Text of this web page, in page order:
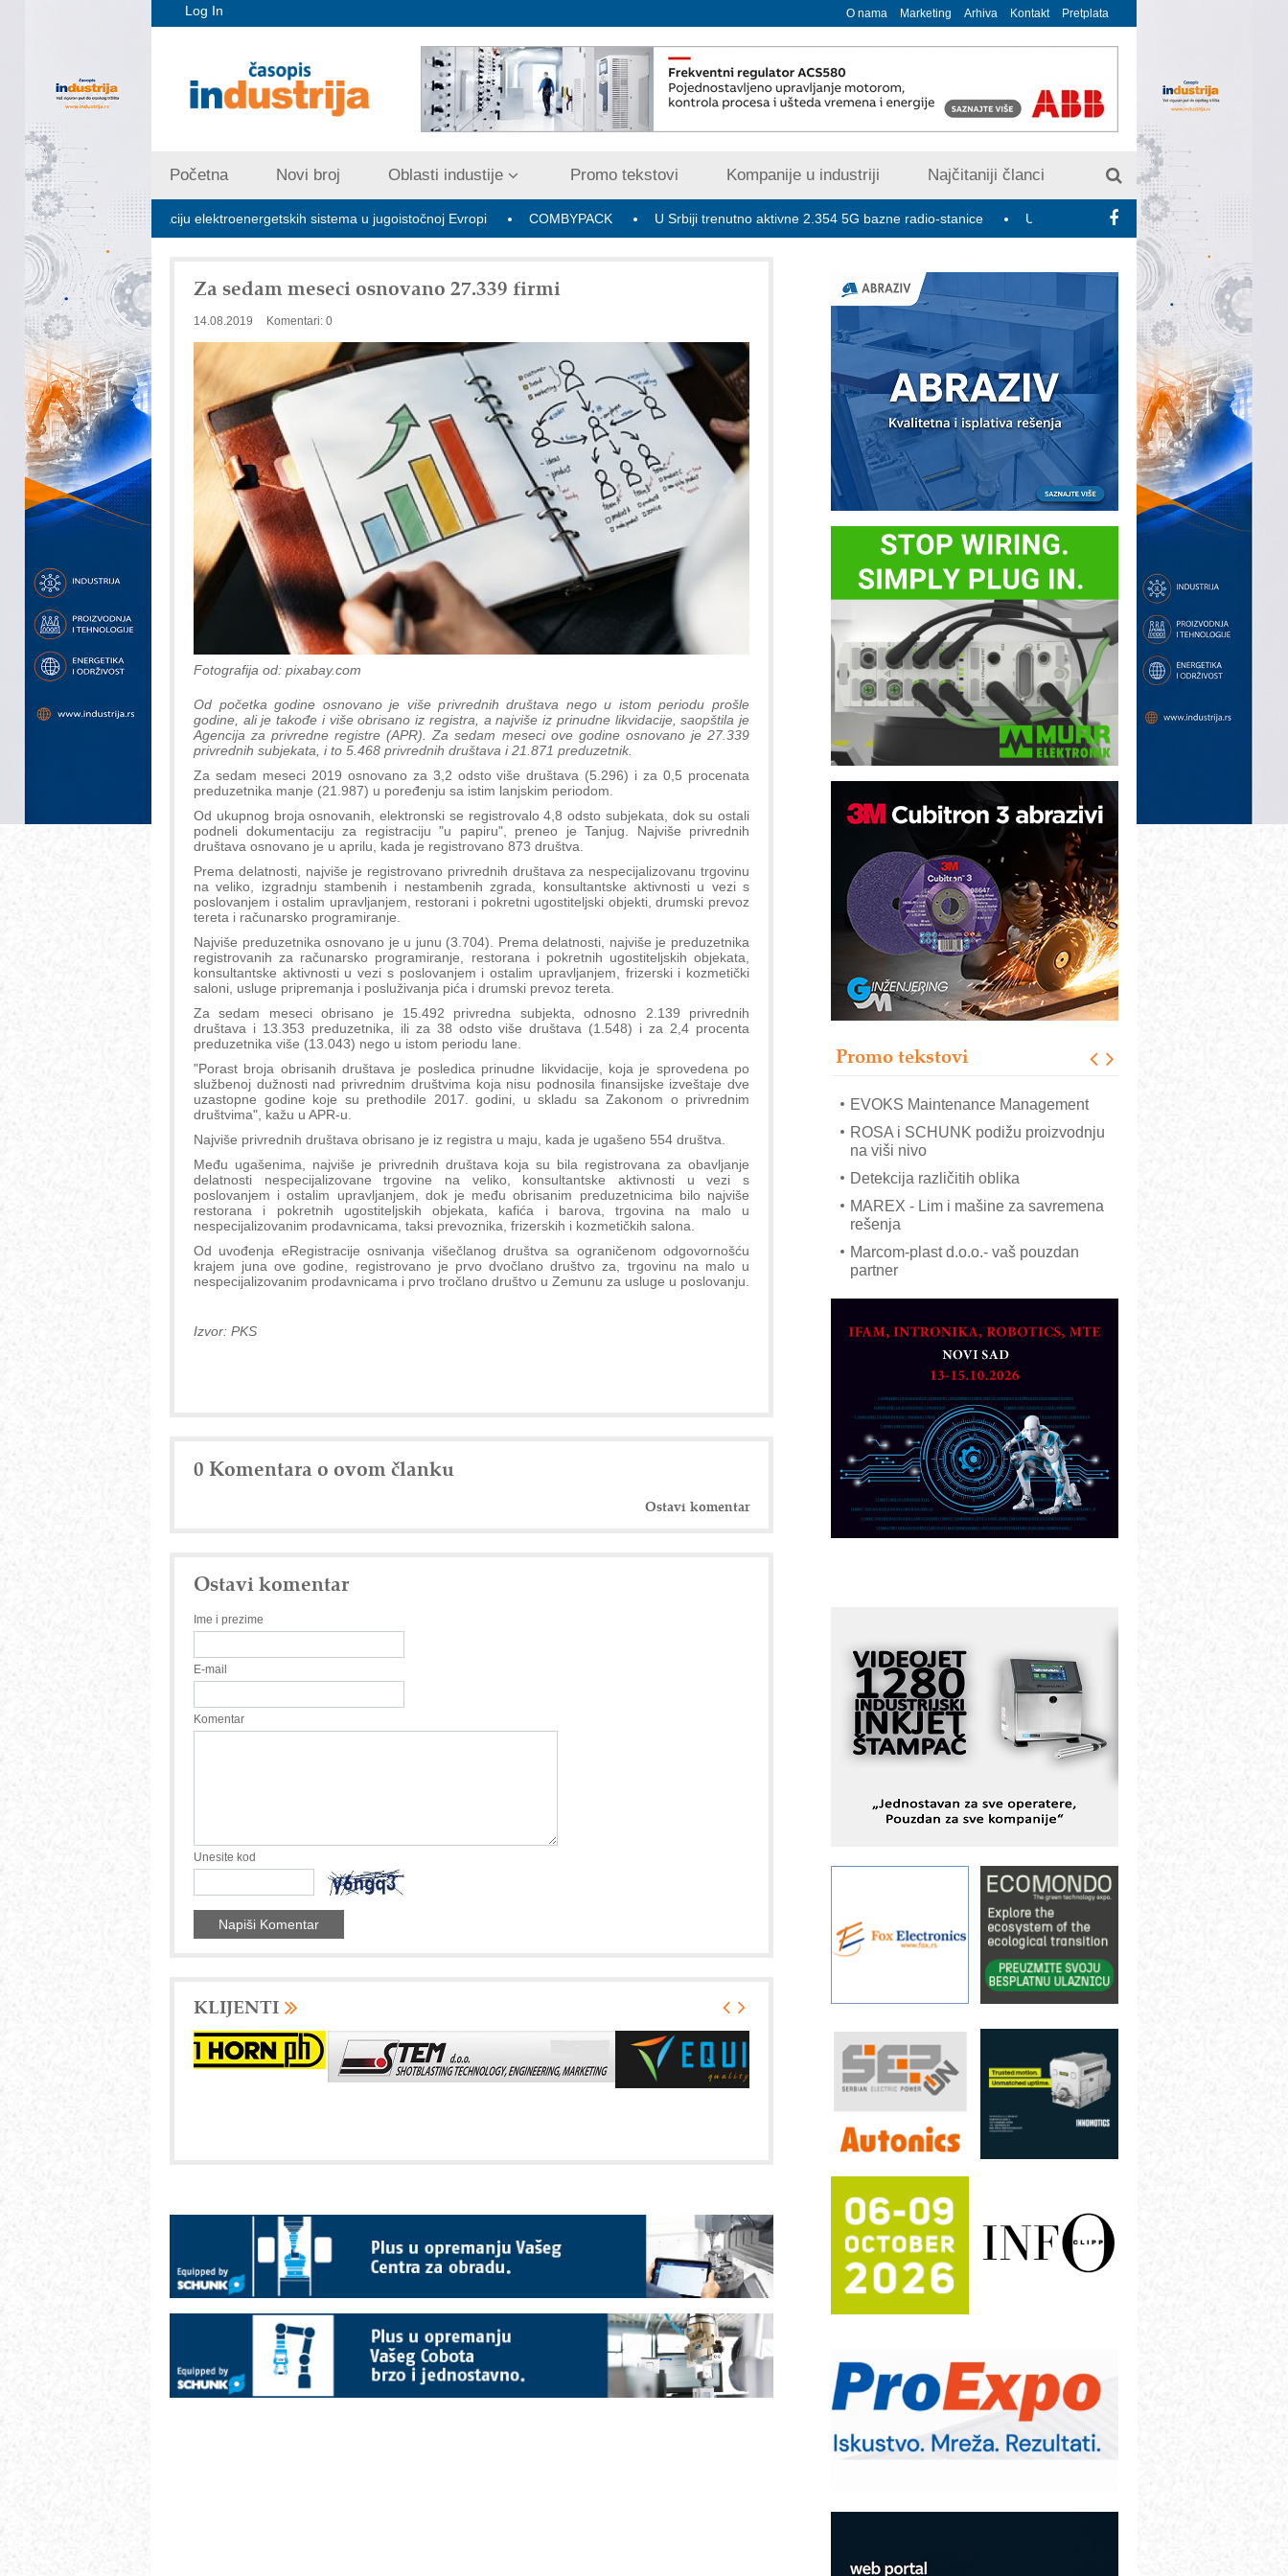
Log In O nama Marketing Arhiva Kontakt Pretplata
Početna Novi broj Oblasti industije Promo tekstovi Kompanije u industriji Najčitaniji članci
za stabilizaciju elektroenergetskih sistema u jugoistočnoj Evropi COMBYPACK U Srbiji trenutno aktivne 2.354 5G bazne radio-stanice U susret 15. Savetovanju o elektrodistributivnim
Za sedam meseci osnovano 27.339 firmi
14.08.2019 Komentari: 0
Fotografija od: pixabay.com
Od početka godine osnovano je više privrednih društava nego u istom periodu prošle
godine, ali je takođe i više obrisano iz registra, a najviše iz prinudne likvidacije, saopštila je
Agencija za privredne registre (APR). Za sedam meseci ove godine osnovano je 27.339
privrednih subjekata, i to 5.468 privrednih društava i 21.871 preduzetnik.
Za sedam meseci 2019 osnovano za 3,2 odsto više društava (5.296) i za 0,5 procenata
preduzetnika manje (21.987) u poređenju sa istim lanjskim periodom.
Od ukupnog broja osnovanih, elektronski se registrovalo 4,8 odsto subjekata, dok su ostali
podneli dokumentaciju za registraciju "u papiru", preneo je Tanjug. Najviše privrednih
društava osnovano je u aprilu, kada je registrovano 873 društva.
Prema delatnosti, najviše je registrovano privrednih društava za nespecijalizovanu trgovinu
na veliko, izgradnju stambenih i nestambenih zgrada, konsultantske aktivnosti u vezi s
poslovanjem i ostalim upravljanjem, restorani i pokretni ugostiteljski objekti, drumski prevoz
tereta i računarsko programiranje.
Najviše preduzetnika osnovano je u junu (3.704). Prema delatnosti, najviše je preduzetnika
registrovanih za računarsko programiranje, restorana i pokretnih ugostiteljskih objekata,
konsultantske aktivnosti u vezi s poslovanjem i ostalim upravljanjem, frizerski i kozmetički
saloni, usluge pripremanja i posluživanja pića i drumski prevoz tereta.
Za sedam meseci obrisano je 15.492 privredna subjekta, odnosno 2.139 privrednih
društava i 13.353 preduzetnika, ili za 38 odsto više društava (1.548) i za 2,4 procenta
preduzetnika više (13.043) nego u istom periodu lane.
"Porast broja obrisanih društava je posledica prinudne likvidacije, koja je sprovedena po
službenoj dužnosti nad privrednim društvima koja nisu podnosila finansijske izveštaje dve
uzastopne godine koje su prethodile 2017. godini, u skladu sa Zakonom o privrednim
društvima", kažu u APR-u.
Najviše privrednih društava obrisano je iz registra u maju, kada je ugašeno 554 društva.
Među ugašenima, najviše je privrednih društava koja su bila registrovana za obavljanje
delatnosti nespecijalizovane trgovine na veliko, konsultantske aktivnosti u vezi s
poslovanjem i ostalim upravljanjem, dok je među obrisanim preduzetnicima bilo najviše
restorana i pokretnih ugostiteljskih objekata, kafića i barova, trgovina na malo u
nespecijalizovanim prodavnicama, taksi prevoznika, frizerskih i kozmetičkih salona.
Od uvođenja eRegistracije osnivanja višečlanog društva sa ograničenom odgovornošću
krajem juna ove godine, registrovano je prvo dvočlano društvo za, trgovinu na malo u
nespecijalizovanim prodavnicama i prvo tročlano društvo u Zemunu za usluge u poslovanju.
Izvor: PKS
0 Komentara o ovom članku
Ostavi komentar
Ostavi komentar
Ime i prezime
E-mail
Komentar
Unesite kod
KLIJENTI
Promo tekstovi
Trajna oznaka kao dugoročna korist
Bezbednost na prvom mestu!
IB BLUMENAUER - više od 40 godina
poverenja u industriji
RMQ-TITAN ADVANCED INDICATOR
– Pametna signalizacija za efikasnije
upravljanje mašinama
solarnim elektranama i vetroparkovima
EVOKS Maintenance Management
ROSA i SCHUNK podižu proizvodnju
na viši nivo
Detekcija različitih oblika
MAREX - Lim i mašine za savremena
rešenja
Marcom-plast d.o.o.- vaš pouzdan
partner
CTO - Prilagodite svoju toplinsku
Razvoj asortimanskog pravca MINI-
PLC AKYTEC
dostupan u Srbiji
MOTOMAN – NEXT-Robotika vođena
veštačkom inteligencijom
I.SAFE MOBILE revolucioniše
industrijsku automatizaciju
pionirskimmobile operator PANEL-OM
Alba d.o.o. – 35 godina preciznosti u
metrologiji i pametnim dozirnim
rešenjima
IBeRTIM - oprema za ispitivanje
kontrole kvaliteta
sistema
YAMADA pumpe – japanska
Filtration Group Industrial – Napredna
rešenja za filtraciju u hidrauličkim i
procesnim sistemima
Art Utopia Studio – vizuelne priče
industrije i biznisa
RILINEX kompanije Rittal
automatizaciju
Efikasno upravljanje energijom
Automatizacija pakovanja · Display
Proizvodnja iC7 Hybrid 1500 VDC
mrežnog pretvarača sa tečnim
Potpuna efikasnost bez složenih
sistema
Trajna oznaka kao dugoročna korist
Bezbednost na prvom mestu!
poverenja u industriji
– Pametna signalizacija za efikasnije
upravljanje mašinama
Sigurnije ispitivanje transformatora u
solarnim elektranama i vetroparkovima
COMBYPACK
ROSA i SCHUNK podižu proizvodnju
Detekcija različitih oblika